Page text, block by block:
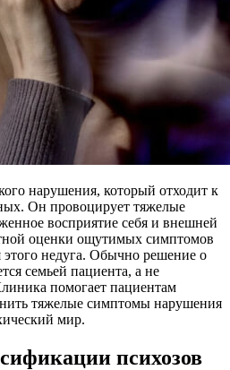
нарушения, который отходит к
Он провоцирует тяжелые
восприятие себя и внешней
оценки ощутимых симптомов
этого недуга. Обычно решение о
семьей пациента, а не
помогает пациентам
тяжелые симптомы нарушения
мир.
психозов